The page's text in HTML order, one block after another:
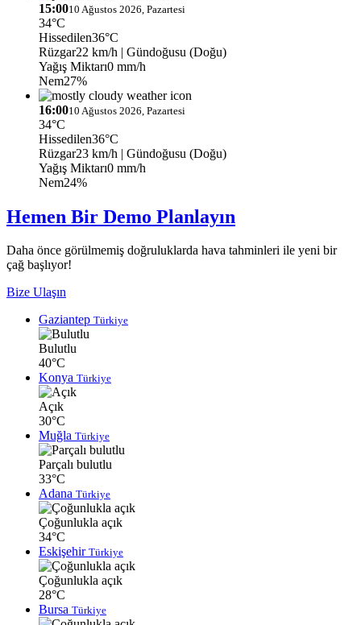
15:0010 Ağustos 2026, Pazartesi
34°C
Hissedilen36°C
Rüzgar22 km/h | Gündoğusu (Doğu)
Yağış Miktarı0 mm/h
Nem27%
16:0010 Ağustos 2026, Pazartesi
34°C
Hissedilen36°C
Rüzgar23 km/h | Gündoğusu (Doğu)
Yağış Miktarı0 mm/h
Nem24%
Hemen Bir Demo Planlayın
Daha önce görülmemiş doğruluklarda hava tahminleri ile yeni bir
çağ başlıyor!
Bize Ulaşın
Gaziantep Türkiye
Bulutlu
40°C
Konya Türkiye
Açık
30°C
Muğla Türkiye
Parçalı bulutlu
33°C
Adana Türkiye
Çoğunlukla açık
34°C
Eskişehir Türkiye
Çoğunlukla açık
28°C
Bursa Türkiye